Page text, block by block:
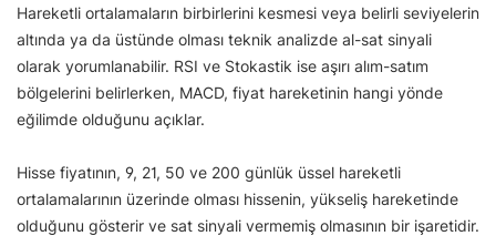
Hareketli ortalamaların birbirlerini kesmesi veya belirli seviyelerin
altında ya da üstünde olması teknik analizde al-sat sinyali
olarak yorumlanabilir. RSI ve Stokastik ise aşırı alım-satım
bölgelerini belirlerken, MACD, fiyat hareketinin hangi yönde
eğilimde olduğunu açıklar.
Hisse fiyatının, 9, 21, 50 ve 200 günlük üssel hareketli
ortalamalarının üzerinde olması hissenin, yükseliş hareketinde
olduğunu gösterir ve sat sinyali vermemiş olmasının bir işaretidir.